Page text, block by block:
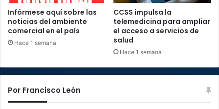
Infórmese aquí sobre las
noticias del ambiente
comercial en el país
Hace 1 semana
CCSS impulsa la
telemedicina para ampliar
el acceso a servicios de
salud
Hace 1 semana
Por Francisco León